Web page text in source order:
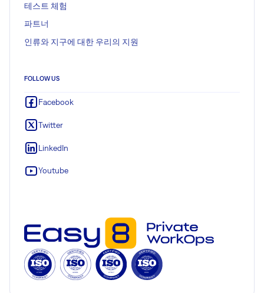
테스트 체험
파트너
인류와 지구에 대한 우리의 지원
FOLLOW US
Facebook
Twitter
LinkedIn
Youtube